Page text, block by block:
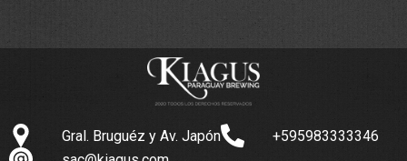
Gral. Bruguéz y Av. Japón
+595983333346